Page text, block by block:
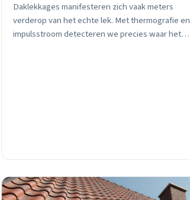
Daklekkages manifesteren zich vaak meters
verderop van het echte lek. Met thermografie en
impulsstroom detecteren we precies waar het